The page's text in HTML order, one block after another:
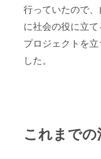
行っていたので、
に社会の役に立
プロジェクトを立
した。
これまでの